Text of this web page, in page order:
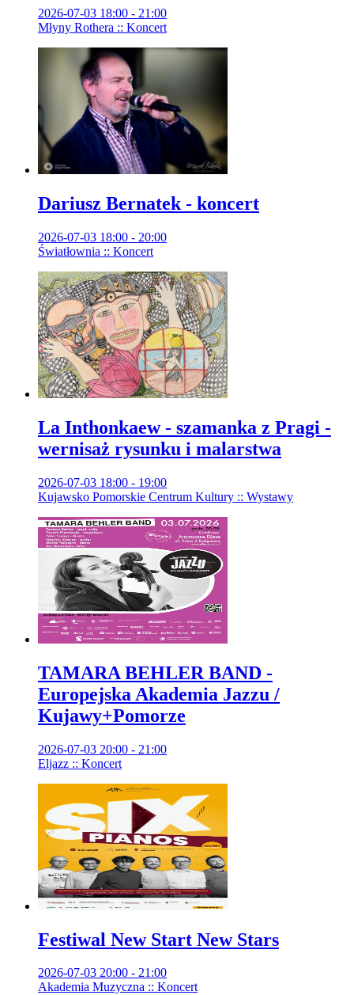
2026-07-03 18:00 - 21:00
Młyny Rothera :: Koncert
Dariusz Bernatek - koncert
2026-07-03 18:00 - 20:00
Światłownia :: Koncert
La Inthonkaew - szamanka z Pragi -
wernisaż rysunku i malarstwa
2026-07-03 18:00 - 19:00
Kujawsko Pomorskie Centrum Kultury :: Wystawy
TAMARA BEHLER BAND -
Europejska Akademia Jazzu /
Kujawy+Pomorze
2026-07-03 20:00 - 21:00
Eljazz :: Koncert
Festiwal New Start New Stars
2026-07-03 20:00 - 21:00
Akademia Muzyczna :: Koncert